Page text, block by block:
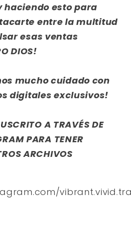
haciendo esto para
entre la multitud
esas ventas
DIOS!
mucho cuidado con
digitales exclusivos!
A TRAVÉS DE
PARA TENER
ARCHIVOS